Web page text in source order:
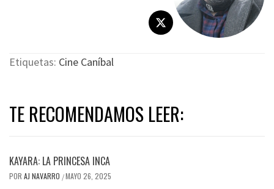
Etiquetas: Cine Caníbal
TE RECOMENDAMOS LEER:
KAYARA: LA PRINCESA INCA
POR AJ NAVARRO /MAYO 26, 2025